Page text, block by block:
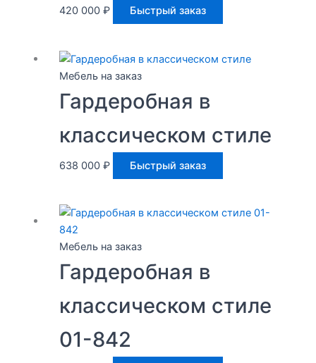
420 000 ₽ Быстрый заказ
Мебель на заказ
Гардеробная в
классическом стиле
638 000 ₽ Быстрый заказ
Мебель на заказ
Гардеробная в
классическом стиле
01-842